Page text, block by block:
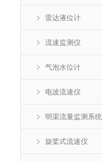
雷达液位计
流速监测仪
气泡水位计
电波流速仪
明渠流量监测系统
旋桨式流速仪